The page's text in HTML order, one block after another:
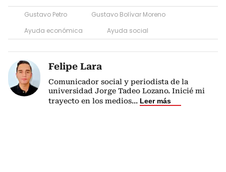
Gustavo Petro
Gustavo Bolívar Moreno
Ayuda económica
Ayuda social
Felipe Lara
Comunicador social y periodista de la
universidad Jorge Tadeo Lozano. Inicié mi
trayecto en los medios... Leer más